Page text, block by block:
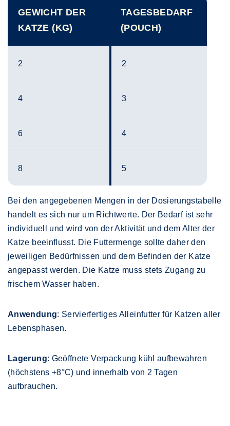
GEWICHT DER
KATZE (KG)
TAGESBEDARF
(POUCH)
2 2
4 3
6 4
8 5
Bei den angegebenen Mengen in der Dosierungstabelle
handelt es sich nur um Richtwerte. Der Bedarf ist sehr
individuell und wird von der Aktivität und dem Alter der
Katze beeinflusst. Die Futtermenge sollte daher den
jeweiligen Bedürfnissen und dem Befinden der Katze
angepasst werden. Die Katze muss stets Zugang zu
frischem Wasser haben.
Anwendung: Servierfertiges Alleinfutter für Katzen aller
Lebensphasen.
Lagerung: Geöffnete Verpackung kühl aufbewahren
(höchstens +8°C) und innerhalb von 2 Tagen
aufbrauchen.